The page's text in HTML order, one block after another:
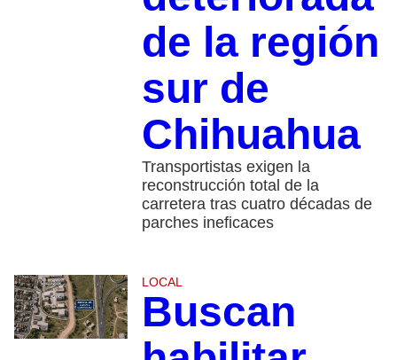
de la región
sur de
Chihuahua
Transportistas exigen la
reconstrucción total de la
carretera tras cuatro décadas de
parches ineficaces
LOCAL
Buscan